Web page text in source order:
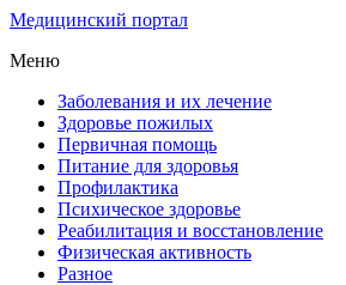
Медицинский портал
Меню
Заболевания и их лечение
Здоровье пожилых
Первичная помощь
Питание для здоровья
Профилактика
Психическое здоровье
Реабилитация и восстановление
Физическая активность
Разное